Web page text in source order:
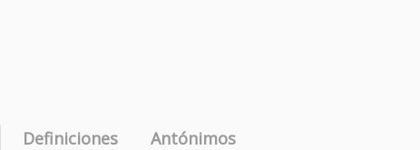
Definiciones Antónimos